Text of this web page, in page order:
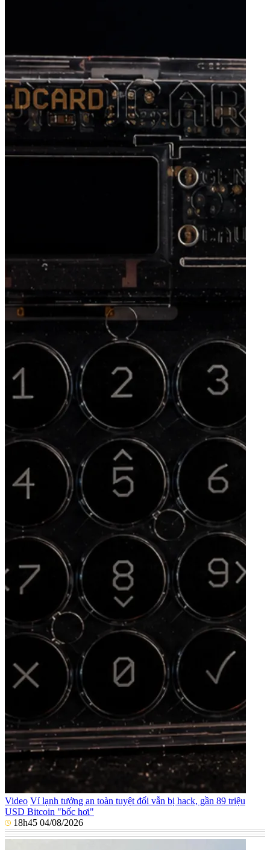
Video Ví lạnh tưởng an toàn tuyệt đối vẫn bị hack, gần 89 triệu
USD Bitcoin "bốc hơi"
18h45 04/08/2026